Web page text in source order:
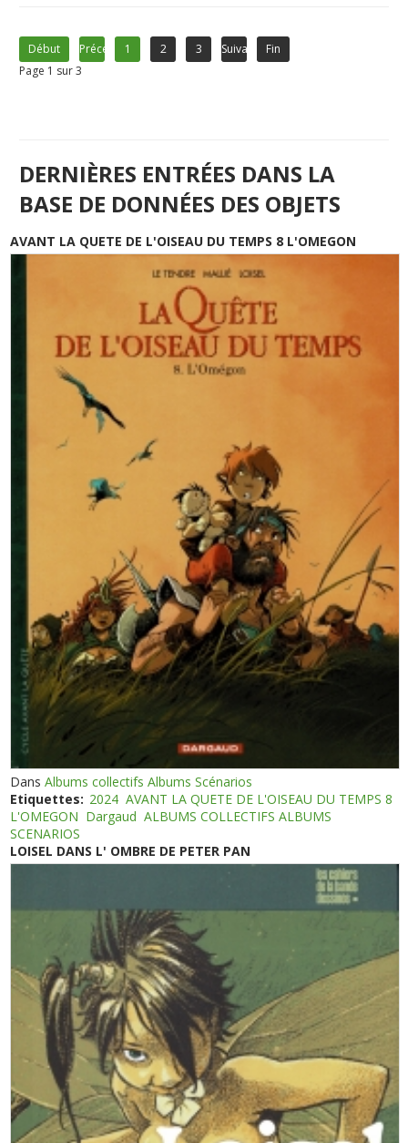
Début Précédent1 2 3 Suivant
Fin
Page 1 sur 3
DERNIÈRES ENTRÉES DANS LA
BASE DE DONNÉES DES OBJETS
AVANT LA QUETE DE L'OISEAU DU TEMPS 8 L'OMEGON
DansAlbums collectifs Albums Scénarios
Etiquettes: 2024 AVANT LA QUETE DE L'OISEAU DU TEMPS 8
L'OMEGON Dargaud ALBUMS COLLECTIFS ALBUMS
SCENARIOS
LOISEL DANS L' OMBRE DE PETER PAN